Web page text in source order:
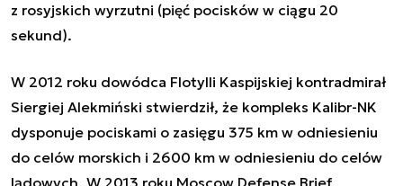
z rosyjskich wyrzutni (pięć pocisków w ciągu 20
sekund).
W 2012 roku dowódca Flotylli Kaspijskiej kontradmirał
Siergiej Alekmiński stwierdził, że kompleks Kalibr-NK
dysponuje pociskami o zasięgu 375 km w odniesieniu
do celów morskich i 2600 km w odniesieniu do celów